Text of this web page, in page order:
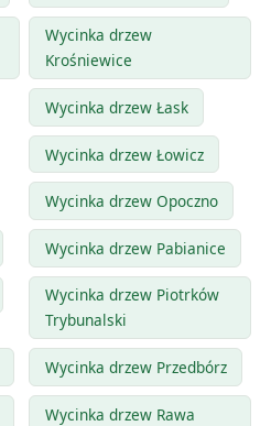
Wycinka drzew
Krośniewice
Wycinka drzew Łask
Wycinka drzew Łowicz
Wycinka drzew Opoczno
Wycinka drzew Pabianice
Wycinka drzew Piotrków
Trybunalski
Wycinka drzew Przedbórz
Wycinka drzew Rawa